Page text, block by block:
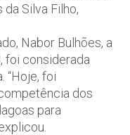
Silva Filho,
Nabor Bulhões, a
foi considerada
“Hoje, foi
dos
para